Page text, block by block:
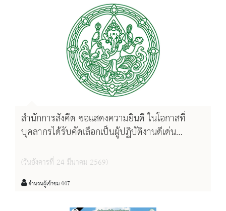
สำนักการสังคีต ขอแสดงความยินดี ในโอกาสที่
บุคลากรได้รับคัดเลือกเป็นผู้ปฏิบัติงานดีเด่น
ปฏิบัติงานดีเด่นในสังกัดกรมศิลปากร ประจำปี
(วันอังคารที่ 24 มีนาคม 2569)
จำนวนผู้เข้าชม 447